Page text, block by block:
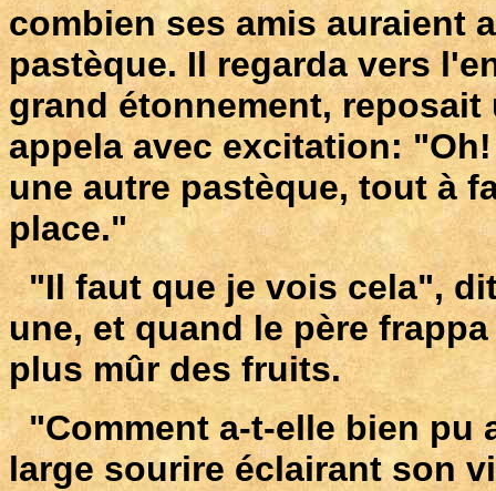
combien ses amis auraient
pastèque. Il regarda vers
grand étonnement,
appela avec excitation:
une autre pastèque, tout à
place."
"Il faut que je vois cela",
une, et quand le père
plus mûr des fruits.
"Comment a-t-elle bien pu
large sourire éclairant son